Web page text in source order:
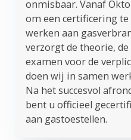
onmisbaar. Vanaf
om een certificering
werken aan
verzorgt de theorie,
examen voor de
doen wij in samen
Na het succesvol
bent u officieel
aan gastoestellen.